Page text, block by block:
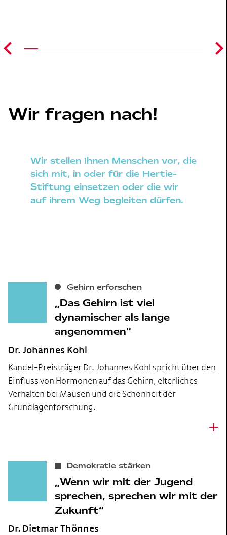
Wir fragen nach!
Wir stellen Ihnen Menschen vor, die
sich mit, in oder für die Hertie-
Stiftung einsetzen oder die wir
auf ihrem Weg begleiten dürfen.
Gehirn erforschen
Das Gehirn ist viel
dynamischer als lange
angenommen
Dr. Johannes Kohl
Kandel-Preisträger Dr. Johannes Kohl spricht über den
Einfluss von Hormonen auf das Gehirn, elterliches
Verhalten bei Mäusen und die Schönheit der
Grundlagenforschung.
+
Demokratie stärken
Wenn wir mit der Jugend
sprechen, sprechen wir mit der
Zukunft
Dr. Dietmar Thönnes